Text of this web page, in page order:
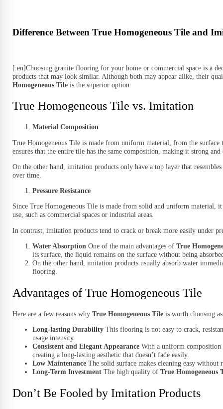
Difference Between True Homogeneous Tile and
[:en]Choosing granite flooring for your home or commercial space is a
products that may look similar. Although both may appear alike, their
Homogeneous Tile is the superior option.
True Homogeneous Tile vs. Imitation
Material Composition
True Homogeneous Tile is made from uniform material, from the
ensures that the entire tile has the same composition, making it strong and
On the other hand, imitation products only have a top layer that
over time.
Pressure Resistance
Since True Homogeneous Tile is made from solid and uniform
use, such as commercial spaces or industrial areas.
In contrast, imitation products tend to crack or break more easily under
Water Absorption One of the main advantages ofTrue
its surface, the liquid remains on the surface without being
On the other hand, imitation products usually absorb water
flooring.
Advantages of True Homogeneous Tile
Here are a few reasons whyTrue Homogeneous Tile is worth choosing
Long-lasting Durability This flooring is not easy to crack,
usage intensity.
Consistent and Elegant Appearance With a uniform
creating a long-lasting aesthetic that doesn’t fade easily.
Low Maintenance The solid surface makes cleaning easy
Long-Term Investment The high quality ofTrue Homogeneous
Don’t Be Fooled by Imitation Products